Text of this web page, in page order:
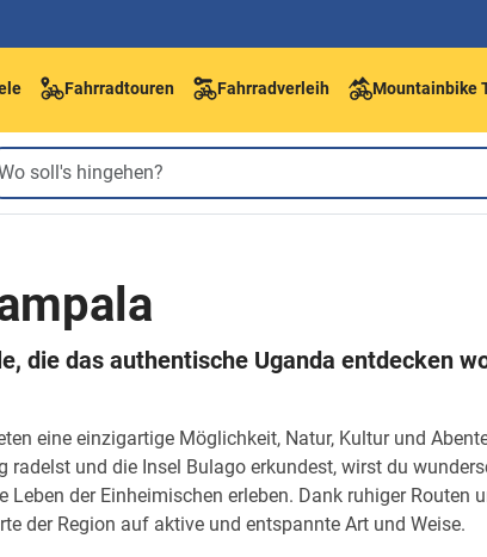
Fahrradtouren Fahrradverleih Mountainbike
die das authentische Uganda entdecken
eine einzigartige Möglichkeit, Natur, Kultur und
radelst und die Insel Bulago erkundest, wirst du
Leben der Einheimischen erleben. Dank ruhiger Routen
der Region auf aktive und entspannte Art und Weise.